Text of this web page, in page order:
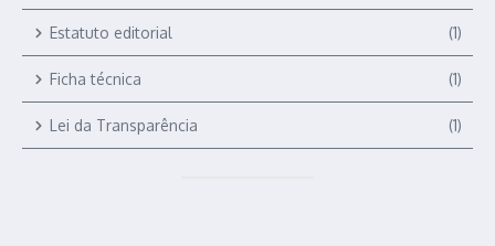
Estatuto editorial (1)
Ficha técnica (1)
Lei da Transparência (1)